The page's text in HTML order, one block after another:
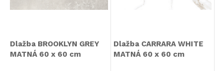
Dlažba BROOKLYN GREY
MATNÁ 60 x 60 cm
Dlažba CARRARA WHITE
MATNÁ 60 x 60 cm